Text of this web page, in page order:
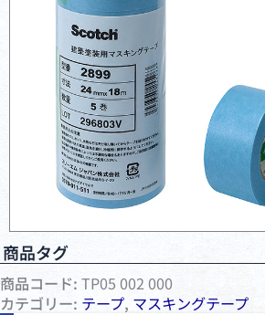
商品タグ
商品コード:TP05 002 000
カテゴリー: テープ, マスキングテープ